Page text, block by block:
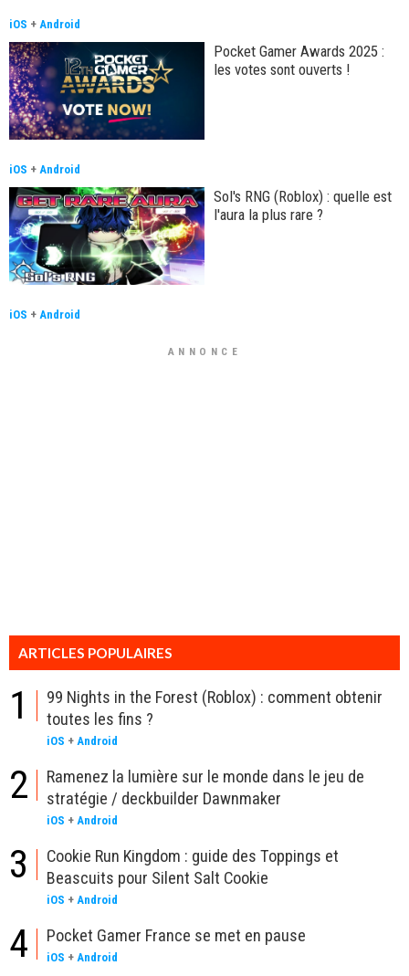
iOS + Android
Pocket Gamer Awards 2025 :
les votes sont ouverts !
iOS + Android
Sol's RNG (Roblox) : quelle est
l'aura la plus rare ?
iOS + Android
ANNONCE
ARTICLES POPULAIRES
1
99 Nights in the Forest (Roblox) : comment obtenir
toutes les fins ?
iOS + Android
2
Ramenez la lumière sur le monde dans le jeu de
stratégie / deckbuilder Dawnmaker
iOS + Android
3
Cookie Run Kingdom : guide des Toppings et
Beascuits pour Silent Salt Cookie
iOS + Android
4 Pocket Gamer France se met en pause
iOS + Android